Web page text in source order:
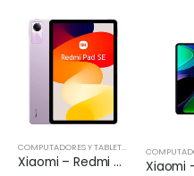
TABLETA COMPUTADORES Y TABLETS TABLETA
Xiaomi – Redmi Pad SE – Android – Snapdragon 680 – 49949